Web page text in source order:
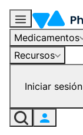
Medicamentos
Recursos
Iniciar sesión